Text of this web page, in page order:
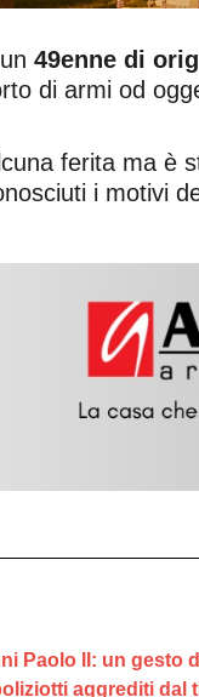
49enne di
di armi od
ferita ma è
i motivi
Paolo II: un gesto
aggrediti dal